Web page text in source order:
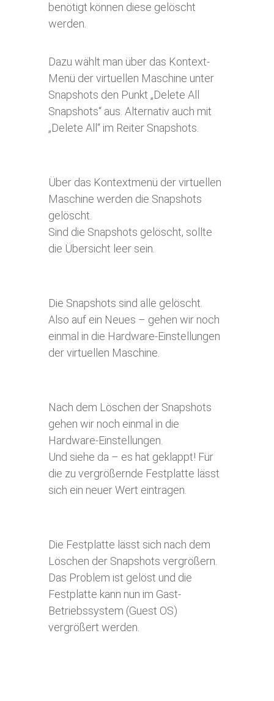
benötigt können diese gelöscht
werden.
Dazu wählt man über das Kontext-
Menü der virtuellen Maschine unter
Snapshots den Punkt „Delete All
Snapshots“ aus. Alternativ auch mit
„Delete All“ im Reiter Snapshots.
Über das Kontextmenü der virtuellen
Maschine werden die Snapshots
gelöscht.
Sind die Snapshots gelöscht, sollte
die Übersicht leer sein.
Die Snapshots sind alle gelöscht.
Also auf ein Neues – gehen wir noch
einmal in die Hardware-Einstellungen
der virtuellen Maschine.
Nach dem Löschen der Snapshots
gehen wir noch einmal in die
Hardware-Einstellungen.
Und siehe da – es hat geklappt! Für
die zu vergrößernde Festplatte lässt
sich ein neuer Wert eintragen.
Die Festplatte lässt sich nach dem
Löschen der Snapshots vergrößern.
Das Problem ist gelöst und die
Festplatte kann nun im Gast-
Betriebssystem (Guest OS)
vergrößert werden.